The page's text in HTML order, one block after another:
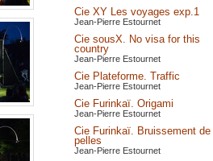
Cie XY Les voyages exp.1
Jean-Pierre Estournet
Cie sousX. No visa for this
country
Jean-Pierre Estournet
Cie Plateforme. Traffic
Jean-Pierre Estournet
Cie Furinkaï. Origami
Jean-Pierre Estournet
Cie Furinkaï. Bruissement de
pelles
Jean-Pierre Estournet